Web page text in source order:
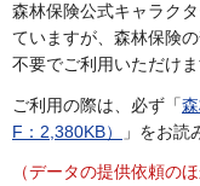
森林保険公式キャラク
ていますが、森林保険
不要でご利用いただけま
ご利用の際は、必ず「
F：2,380KB）
」をお読
（データの提供依頼の